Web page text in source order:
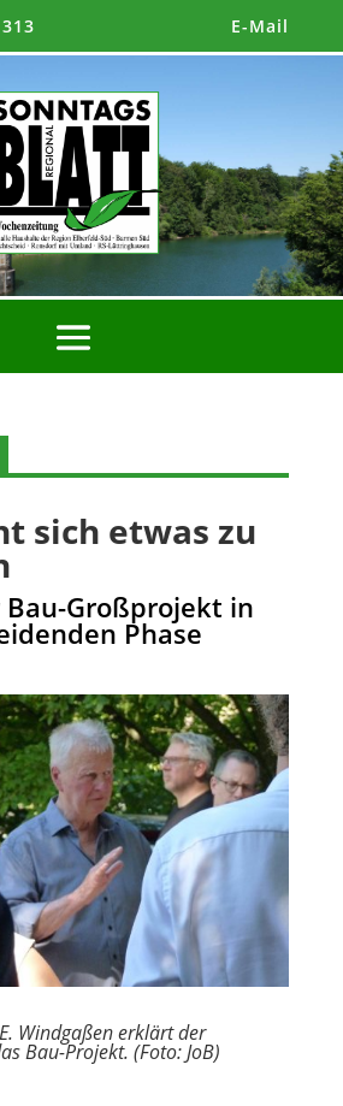
E-Mail
sich etwas zu
Bau-Großprojekt in
Phase
Windgaßen erklärt der
Bau-Projekt. (Foto: JoB)